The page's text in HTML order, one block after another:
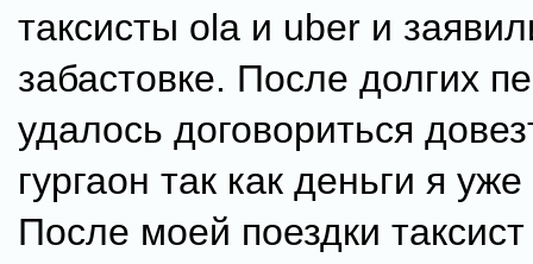
таксисты ola и uber и
забастовке. После долгих
удалось договориться
гургаон так как деньги я
После моей поездки